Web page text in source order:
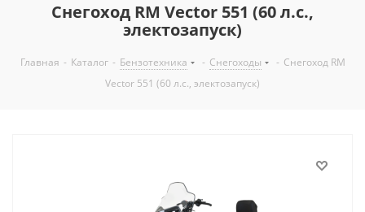
Снегоход RM Vector 551 (60 л.с.,
электозапуск)
Главная - Каталог - Бензотехника - Снегоходы - Снегоход RM
Vector 551 (60 л.с., электозапуск)